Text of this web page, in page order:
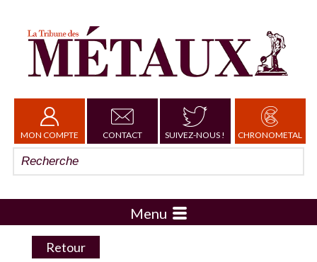
MON COMPTE CONTACT SUIVEZ-NOUS ! CHRONOMETAL
Menu
Retour